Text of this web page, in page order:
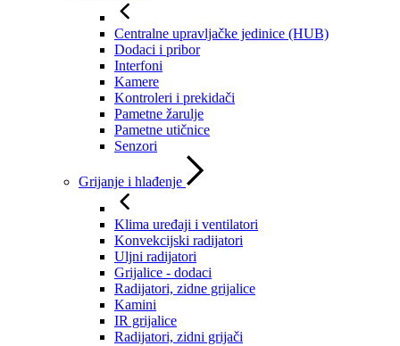
Centralne upravljačke jedinice (HUB)
Dodaci i pribor
Interfoni
Kamere
Kontroleri i prekidači
Pametne žarulje
Pametne utičnice
Senzori
Grijanje i hlađenje
Klima uređaji i ventilatori
Konvekcijski radijatori
Uljni radijatori
Grijalice - dodaci
Radijatori, zidne grijalice
Kamini
IR grijalice
Radijatori, zidni grijači